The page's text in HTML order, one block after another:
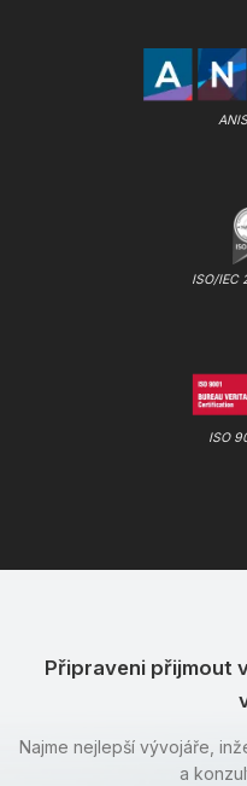
ISO/IEC
ISO
Připraveni přijmout
Najme nejlepší vývojáře,
a